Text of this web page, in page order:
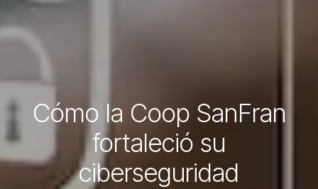
Cómo la Coop SanFran
fortaleció su
ciberseguridad